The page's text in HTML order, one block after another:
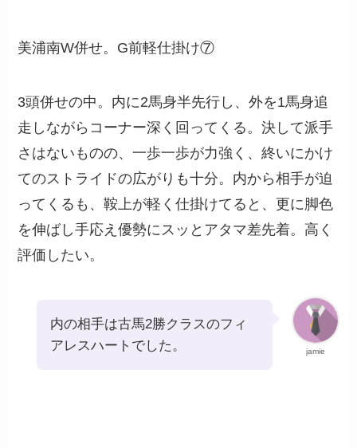
美浦南W併せ。G前軽仕掛け⑦
3頭併せの中。内に2馬身半先行し、外を1馬身追
走しながらコーナー深く回ってくる。決して派手
さはないものの、一歩一歩が力強く、終いにかけ
てのストライドの広がりも十分。内から相手が迫
ってくるも、鞍上が軽く仕掛けてると、更に脚色
を伸ばし手応え優勢にスッとアタマ差先着。高く
評価したい。
jamie
内の相手は古馬2勝クラスのフィ
アレスハートでした。